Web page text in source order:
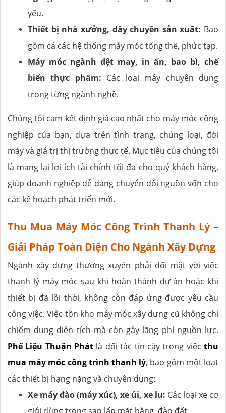
yếu.
Thiết bị nhà xưởng, dây chuyền sản xuất: Bao
gồm cả các hệ thống máy móc tổng thể, phức tạp.
Máy móc ngành dệt may, in ấn, bao bì, chế
biến thực phẩm: Các loại máy chuyên dụng
trong từng ngành nghề.
Chúng tôi cam kết định giá cao nhất cho máy móc công
nghiệp của bạn, dựa trên tình trạng, chủng loại, đời
máy và giá trị thị trường thực tế. Mục tiêu của chúng tôi
là mang lại lợi ích tài chính tối đa cho quý khách hàng,
giúp doanh nghiệp dễ dàng chuyển đổi nguồn vốn cho
các kế hoạch phát triển mới.
Thu Mua Máy Móc Công Trình Thanh Lý –
Giải Pháp Toàn Diện Cho Ngành Xây Dựng
Ngành xây dựng thường xuyên phải đối mặt với việc
thanh lý máy móc sau khi hoàn thành dự án hoặc khi
thiết bị đã lỗi thời, không còn đáp ứng được yêu cầu
công việc. Việc tồn kho máy móc xây dựng cũ không chỉ
chiếm dụng diện tích mà còn gây lãng phí nguồn lực.
Phế Liệu Thuận Phát là đối tác tin cậy trong việcthu
mua máy móc công trình thanh lý, bao gồm một loạt
các thiết bị hạng nặng và chuyên dụng:
Xe máy đào (máy xúc), xe ủi, xe lu: Các loại xe cơ